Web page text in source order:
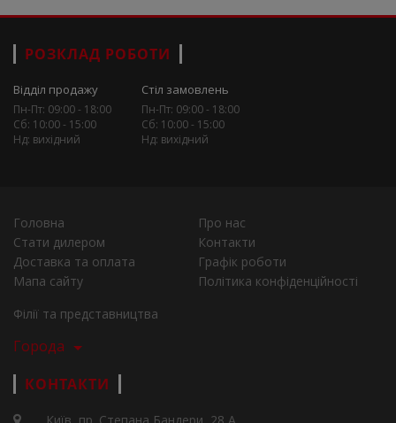
РОЗКЛАД РОБОТИ
Відділ продажу
Пн-Пт: 09:00 - 18:00
Сб: 10:00 - 15:00
Нд: вихідний
Стіл замовлень
Пн-Пт: 09:00 - 18:00
Сб: 10:00 - 15:00
Нд: вихідний
Головна
Про нас
Стати дилером
Контакти
Доставка та оплата
Графік роботи
Мапа сайту
Політика конфіденційності
Філії та представництва
Города
КОНТАКТИ